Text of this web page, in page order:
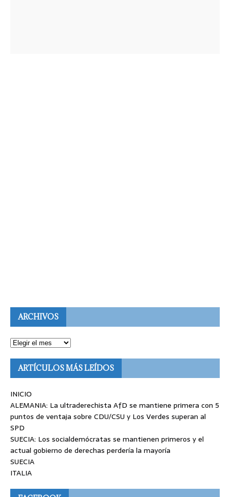
ARCHIVOS
ARTÍCULOS MÁS LEÍDOS
INICIO
ALEMANIA: La ultraderechista AfD se mantiene primera con 5
puntos de ventaja sobre CDU/CSU y Los Verdes superan al
SPD
SUECIA: Los socialdemócratas se mantienen primeros y el
actual gobierno de derechas perdería la mayoría
SUECIA
ITALIA